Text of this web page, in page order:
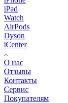
iPad
Watch
AirPods
Dyson
iCenter
О нас
Отзывы
Контакты
Сервис
Покупателям